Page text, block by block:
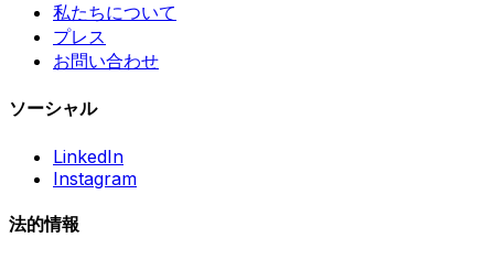
私たちについて
プレス
お問い合わせ
ソーシャル
LinkedIn
Instagram
法的情報